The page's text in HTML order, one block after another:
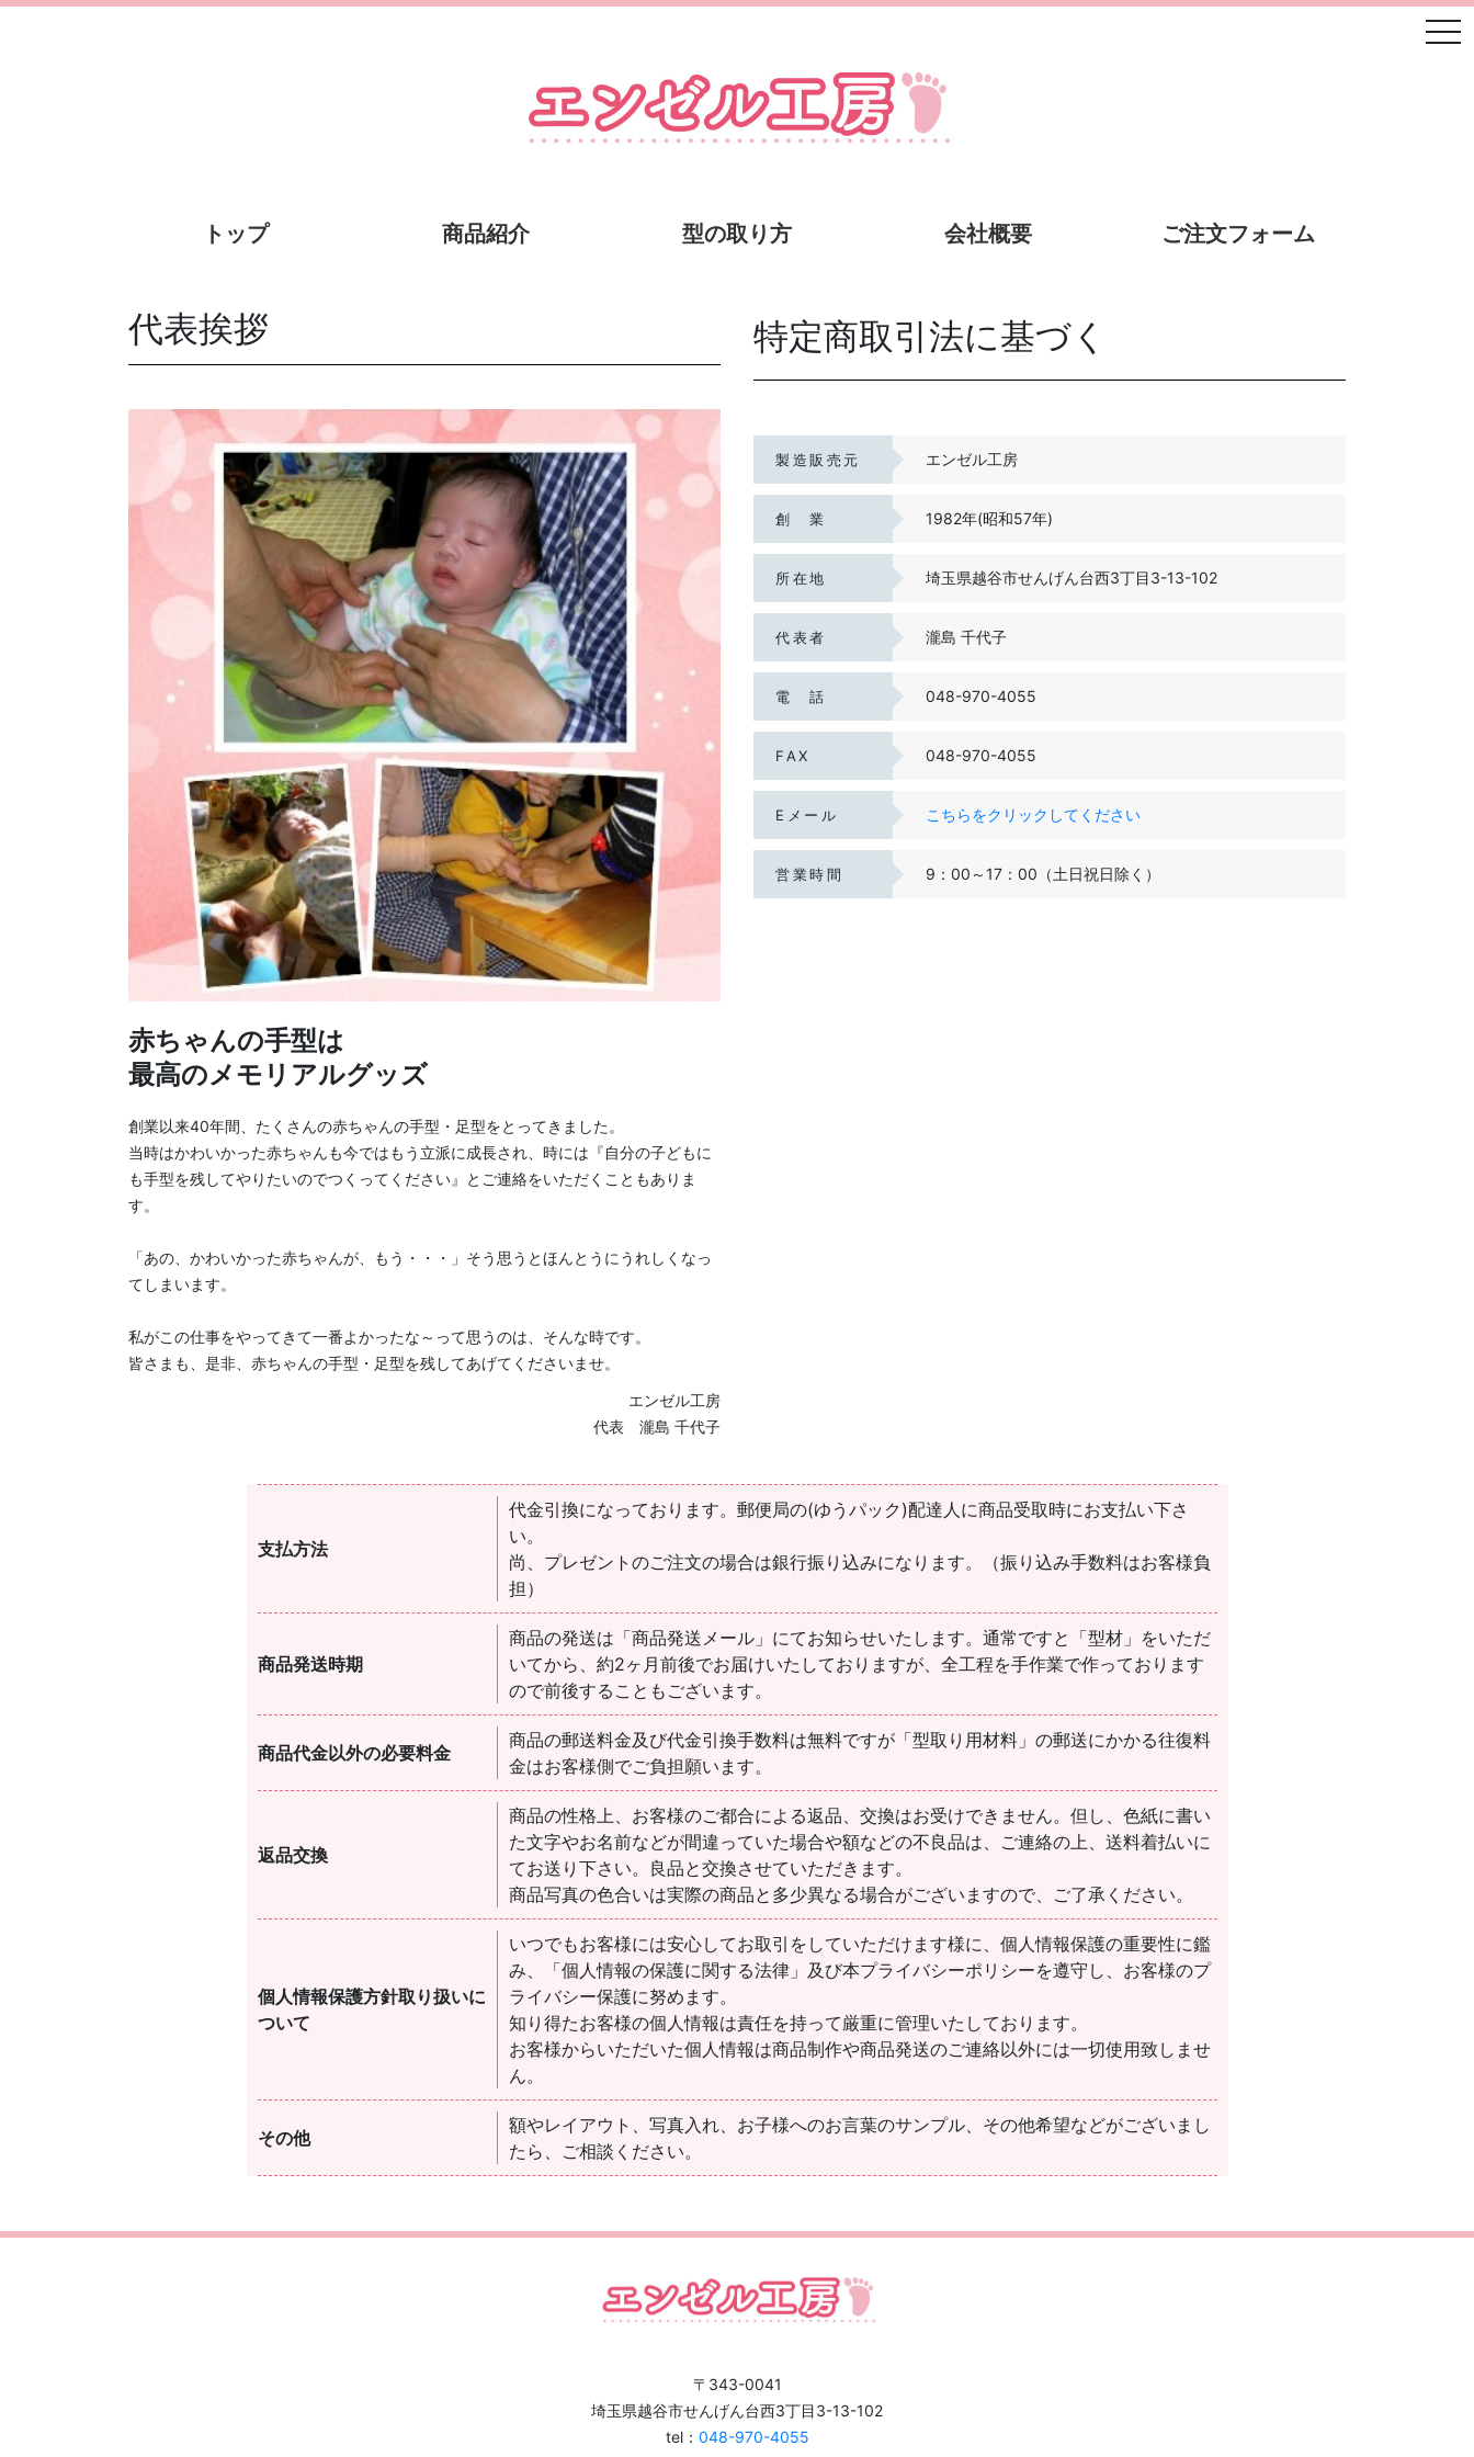
トップ 商品紹介 型の取り方 会社概要 ご注文フォーム
代表挨拶
赤ちゃんの手型は
最高のメモリアルグッズ
創業以来40年間、たくさんの赤ちゃんの手型・足型をとってきました。
当時はかわいかった赤ちゃんも今ではもう立派に成長され、時には『自分の子どもに
も手型を残してやりたいのでつくってください』とご連絡をいただくこともありま
す。
「あの、かわいかった赤ちゃんが、もう・・・」そう思うとほんとうにうれしくなっ
てしまいます。
私がこの仕事をやってきて一番よかったな～って思うのは、そんな時です。
皆さまも、是非、赤ちゃんの手型・足型を残してあげてくださいませ。
エンゼル工房
代表 瀧島 千代子
特定商取引法に基づく
製造販売元 エンゼル工房
創 業 1982年(昭和57年)
所在地 埼玉県越谷市せんげん台西3丁目3-13-102
代表者 瀧島 千代子
電 話 048-970-4055
FAX 048-970-4055
Eメール こちらをクリックしてください
営業時間 9：00～17：00（土日祝日除く）
支払方法
代金引換になっております。郵便局の(ゆうパック)配達人に商品受取時にお支払い下さ
い。
尚、プレゼントのご注文の場合は銀行振り込みになります。（振り込み手数料はお客様負
担）
商品発送時期
商品の発送は「商品発送メール」にてお知らせいたします。通常ですと「型材」をいただ
いてから、約2ヶ月前後でお届けいたしておりますが、全工程を手作業で作っております
ので前後することもございます。
商品代金以外の必要料金
商品の郵送料金及び代金引換手数料は無料ですが「型取り用材料」の郵送にかかる往復料
金はお客様側でご負担願います。
返品交換
商品の性格上、お客様のご都合による返品、交換はお受けできません。但し、色紙に書い
た文字やお名前などが間違っていた場合や額などの不良品は、ご連絡の上、送料着払いに
てお送り下さい。良品と交換させていただきます。
商品写真の色合いは実際の商品と多少異なる場合がございますので、ご了承ください。
個人情報保護方針取り扱いに
ついて
いつでもお客様には安心してお取引をしていただけます様に、個人情報保護の重要性に鑑
み、「個人情報の保護に関する法律」及び本プライバシーポリシーを遵守し、お客様のプ
ライバシー保護に努めます。
知り得たお客様の個人情報は責任を持って厳重に管理いたしております。
お客様からいただいた個人情報は商品制作や商品発送のご連絡以外には一切使用致しませ
ん。
その他
額やレイアウト、写真入れ、お子様へのお言葉のサンプル、その他希望などがございまし
たら、ご相談ください。
〒343-0041
埼玉県越谷市せんげん台西3丁目3-13-102
tel： 048-970-4055